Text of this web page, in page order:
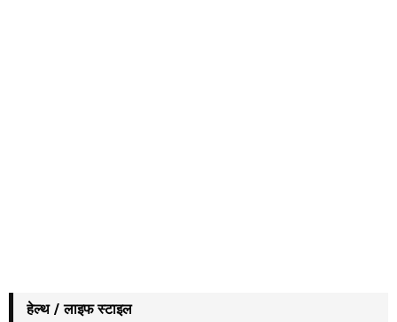
हेल्थ / लाइफ स्टाइल